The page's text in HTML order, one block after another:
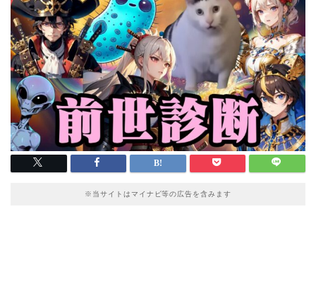
※当サイトはマイナビ等の広告を含みます